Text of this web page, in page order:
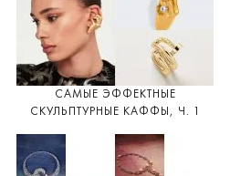
САМЫЕ ЭФФЕКТНЫЕ
СКУЛЬПТУРНЫЕ КАФФЫ, Ч. 1